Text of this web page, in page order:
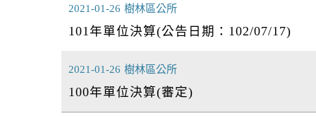
2021-01-26 樹林區公所
101年單位決算(公告日期：102/07/17)
2021-01-26 樹林區公所
100年單位決算(審定)